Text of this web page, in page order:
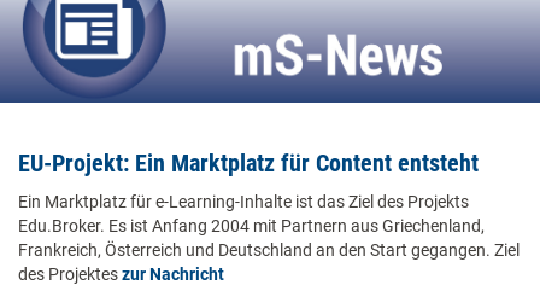
EU-Projekt: Ein Marktplatz für Content entsteht
Ein Marktplatz für e-Learning-Inhalte ist das Ziel des Projekts
Edu.Broker. Es ist Anfang 2004 mit Partnern aus Griechenland,
Frankreich, Österreich und Deutschland an den Start gegangen. Ziel
des Projekteszur Nachricht